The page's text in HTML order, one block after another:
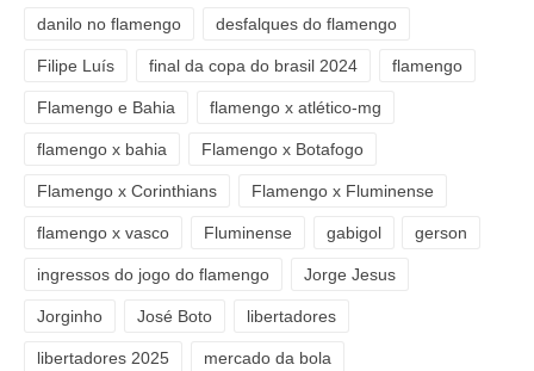
danilo no flamengo desfalques do flamengo
Filipe Luís final da copa do brasil 2024 flamengo
Flamengo e Bahia flamengo x atlético-mg
flamengo x bahia Flamengo x Botafogo
Flamengo x Corinthians Flamengo x Fluminense
flamengo x vasco Fluminense gabigol gerson
ingressos do jogo do flamengo Jorge Jesus
Jorginho José Boto libertadores
libertadores 2025 mercado da bola